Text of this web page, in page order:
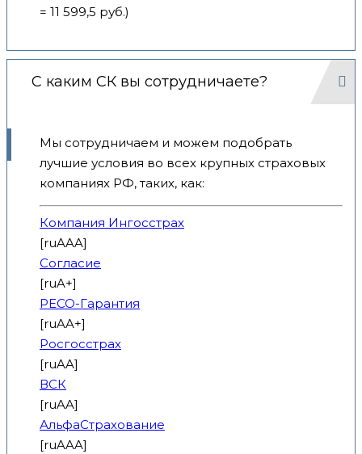
= 11 599,5 руб.)
С каким СК вы сотрудничаете?
Мы сотрудничаем и можем подобрать
лучшие условия во всех крупных страховых
компаниях РФ, таких, как:
Компания Ингосстрах
[ruAAA]
Согласие
[ruA+]
РЕСО-Гарантия
[ruAA+]
Росгосстрах
[ruAA]
ВСК
[ruAA]
АльфаСтрахование
[ruAAA]